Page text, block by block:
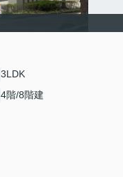
3LDK
4階/8階建